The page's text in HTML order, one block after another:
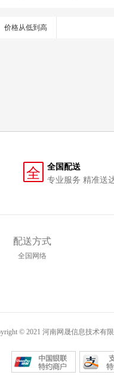
价格从低到高
全
全国配送
专业服务 精准送
配送方式
全国网络
© 2021 河南网晟信息技术有